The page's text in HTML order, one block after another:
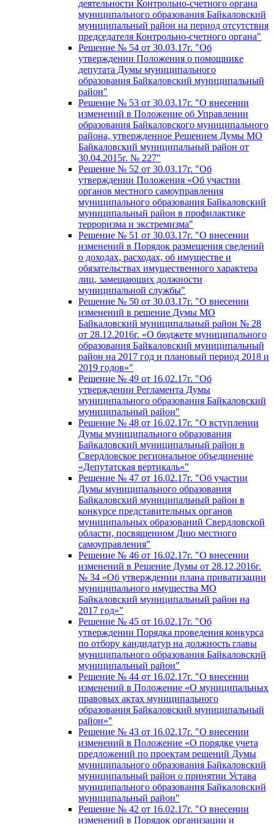
деятельности Контрольно-счетного органа
муниципального образования Байкаловский
муниципальный район на период отсутствия
председателя Контрольно-счетного органа"
Решение № 54 от 30.03.17г. "Об
утверждении Положения о помощнике
депутата Думы муниципального
образования Байкаловский муниципальный
район"
Решение № 53 от 30.03.17г. "О внесении
изменений в Положение об Управлении
образования Байкаловского муниципального
района, утвержденное Решением Думы МО
Байкаловский муниципальный район от
30.04.2015г. № 227"
Решение № 52 от 30.03.17г. "Об
утверждении Положения «Об участии
органов местного самоуправления
муниципального образования Байкаловский
муниципальный район в профилактике
терроризма и экстремизма"
Решение № 51 от 30.03.17г. "О внесении
изменений в Порядок размещения сведений
о доходах, расходах, об имуществе и
обязательствах имущественного характера
лиц, замещающих должности
муниципальной службы"
Решение № 50 от 30.03.17г. "О внесении
изменений в решение Думы МО
Байкаловский муниципальный район № 28
от 28.12.2016г. «О бюджете муниципального
образования Байкаловский муниципальный
район на 2017 год и плановый период 2018 и
2019 годов»"
Решение № 49 от 16.02.17г. "Об
утверждении Регламента Думы
муниципального образования Байкаловский
муниципальный район"
Решение № 48 от 16.02.17г. "О вступлении
Думы муниципального образования
Байкаловский муниципальный район в
Свердловское региональное объединение
«Депутатская вертикаль»"
Решение № 47 от 16.02.17г. "Об участии
Думы муниципального образования
Байкаловский муниципальный район в
конкурсе представительных органов
муниципальных образований Свердловской
области, посвященном Дню местного
самоуправления"
Решение № 46 от 16.02.17г. "О внесении
изменений в Решение Думы от 28.12.2016г.
№ 34 «Об утверждении плана приватизации
муниципального имущества МО
Байкаловский муниципальный район на
2017 год»"
Решение № 45 от 16.02.17г. "Об
утверждении Порядка проведения конкурса
по отбору кандидатур на должность главы
муниципального образования Байкаловский
муниципальный район"
Решение № 44 от 16.02.17г. "О внесении
изменений в Положение «О муниципальных
правовых актах муниципального
образования Байкаловский муниципальный
район»"
Решение № 43 от 16.02.17г. "О внесении
изменений в Положение «О порядке учета
предложений по проектам решений Думы
муниципального образования Байкаловский
муниципальный район о принятии Устава
муниципального образования Байкаловский
муниципальный район"
Решение № 42 от 16.02.17г. "О внесении
изменений в Порядок организации и